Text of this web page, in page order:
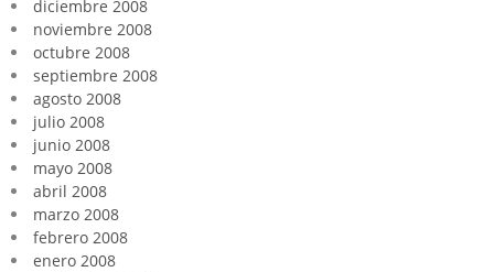
diciembre 2008
noviembre 2008
octubre 2008
septiembre 2008
agosto 2008
julio 2008
junio 2008
mayo 2008
abril 2008
marzo 2008
febrero 2008
enero 2008